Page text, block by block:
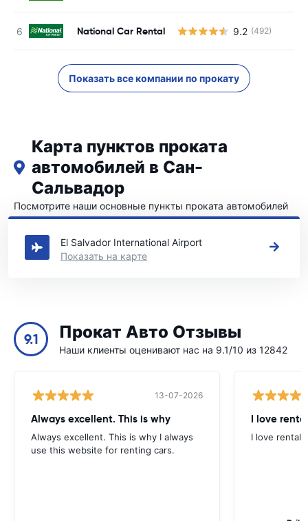
National Car Rental 9.2 (492)
Показать все компании по прокату
Карта пунктов проката
автомобилей в Сан-
Сальвадор
Посмотрите наши основные пункты проката автомобилей
в Сан-Сальвадор
El Salvador International Airport
Показать на карте
9.1 Прокат Авто Отзывы
Наши клиенты оценивают нас на 9.1/10 из 12842
13-07-2026
Always excellent. This is why
Always excellent. This is why I always
use this website for renting cars.
I love
I love rental